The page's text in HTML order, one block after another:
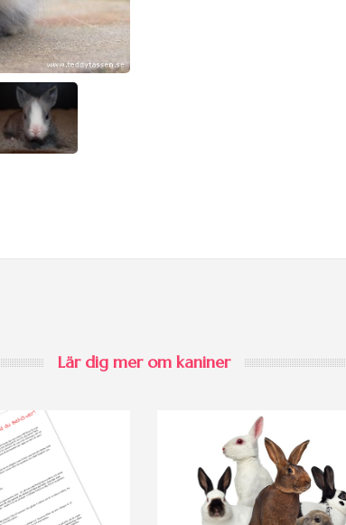
Lär dig mer om kaniner